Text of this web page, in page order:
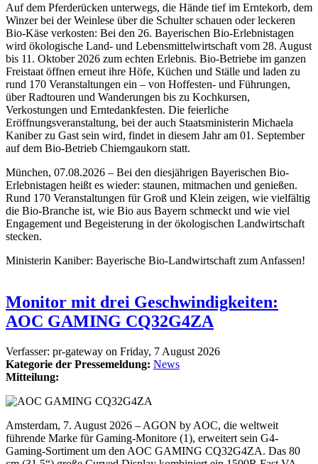
Auf dem Pferderücken unterwegs, die Hände tief im Erntekorb, dem
Winzer bei der Weinlese über die Schulter schauen oder leckeren
Bio-Käse verkosten: Bei den 26. Bayerischen Bio-Erlebnistagen
wird ökologische Land- und Lebensmittelwirtschaft vom 28. August
bis 11. Oktober 2026 zum echten Erlebnis. Bio-Betriebe im ganzen
Freistaat öffnen erneut ihre Höfe, Küchen und Ställe und laden zu
rund 170 Veranstaltungen ein – von Hoffesten- und Führungen,
über Radtouren und Wanderungen bis zu Kochkursen,
Verkostungen und Erntedankfesten. Die feierliche
Eröffnungsveranstaltung, bei der auch Staatsministerin Michaela
Kaniber zu Gast sein wird, findet in diesem Jahr am 01. September
auf dem Bio-Betrieb Chiemgaukorn statt.
München, 07.08.2026 – Bei den diesjährigen Bayerischen Bio-
Erlebnistagen heißt es wieder: staunen, mitmachen und genießen.
Rund 170 Veranstaltungen für Groß und Klein zeigen, wie vielfältig
die Bio-Branche ist, wie Bio aus Bayern schmeckt und wie viel
Engagement und Begeisterung in der ökologischen Landwirtschaft
stecken.
Ministerin Kaniber: Bayerische Bio-Landwirtschaft zum Anfassen!
Monitor mit drei Geschwindigkeiten:
AOC GAMING CQ32G4ZA
Verfasser: pr-gateway on Friday, 7 August 2026
Kategorie der Pressemeldung: News
Mitteilung:
Amsterdam, 7. August 2026 – AGON by AOC, die weltweit
führende Marke für Gaming-Monitore (1), erweitert sein G4-
Gaming-Sortiment um den AOC GAMING CQ32G4ZA. Das 80